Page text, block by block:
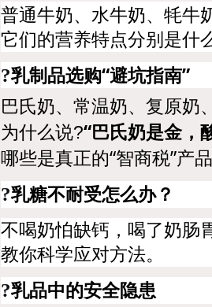
普通牛奶、水牛奶、牦牛
它们的营养特点分别是什
?乳制品选购“避坑指南”
巴氏奶、常温奶、复原奶
为什么说?“巴氏奶是金，
哪些是真正的“智商税”产
?乳糖不耐受怎么办？
不喝奶怕缺钙，喝了奶肠
教你科学应对方法。
?乳品中的安全隐患